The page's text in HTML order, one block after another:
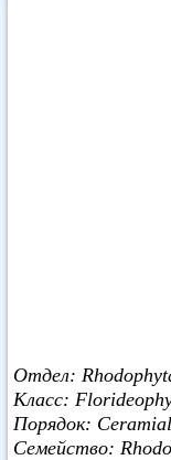
Отдел:
Класс:
Порядок:
Семейство: